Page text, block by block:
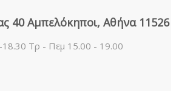
40 Αμπελόκηποι, Αθήνα 11526
Τρ - Πεμ 15.00 - 19.00